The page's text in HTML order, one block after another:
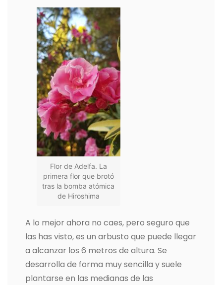
Flor de Adelfa. La
primera flor que brotó
tras la bomba atómica
de Hiroshima
A lo mejor ahora no caes, pero seguro que
las has visto, es un arbusto que puede llegar
a alcanzar los 6 metros de altura. Se
desarrolla de forma muy sencilla y suele
plantarse en las medianas de las